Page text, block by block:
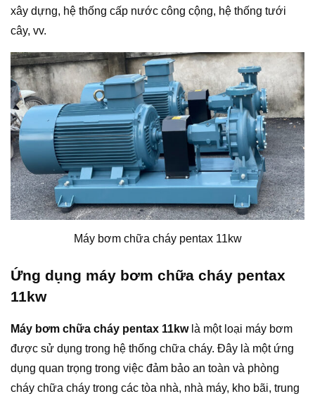
xây dựng, hệ thống cấp nước công cộng, hệ thống tưới
cây, vv.
Máy bơm chữa cháy pentax 11kw
Ứng dụng máy bơm chữa cháy pentax
11kw
Máy bơm chữa cháy pentax 11kwlà một loại máy bơm
được sử dụng trong hệ thống chữa cháy. Đây là một ứng
dụng quan trọng trong việc đảm bảo an toàn và phòng
cháy chữa cháy trong các tòa nhà, nhà máy, kho bãi, trung